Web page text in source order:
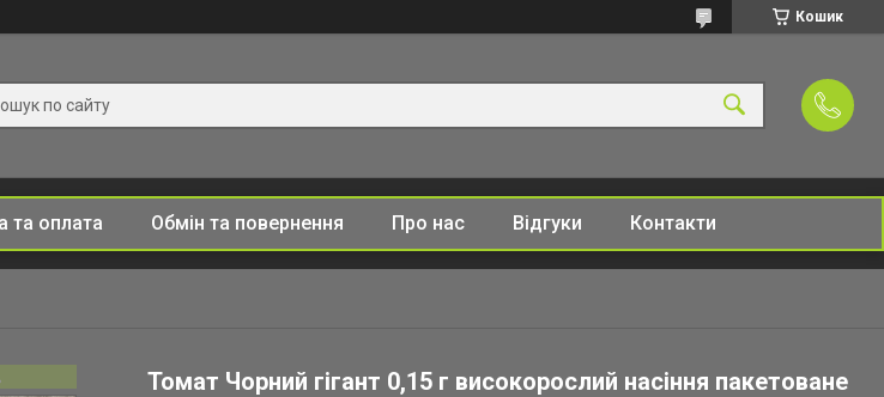
Кошик
та оплата Обмін та повернення Про нас Відгуки Контакти
Томат Чорний гігант 0,15 г високорослий насіння пакетоване